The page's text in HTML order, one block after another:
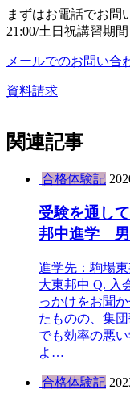
まずはお電話でお問
21:00/土日祝講習期間
メールでのお問い合
資料請求
関連記事
合格体験記
受験を通し
邦中進学 男
進学先：駒場
大東邦中 Q. 入
っかけをお聞
たものの、集
でも効率の悪
よ…
合格体験記